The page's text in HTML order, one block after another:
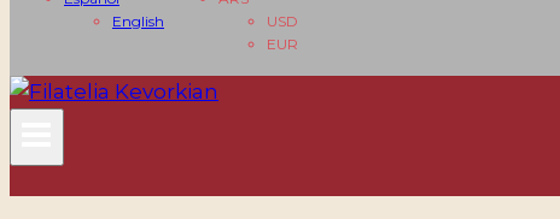
English
USD
EUR